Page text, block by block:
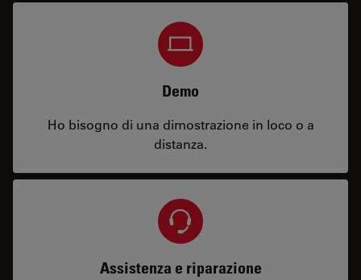
Demo
Ho bisogno di una dimostrazione in loco o a
distanza.
Assistenza e riparazione